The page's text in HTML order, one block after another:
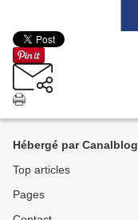
Hébergé par Canalblog
Top articles
Pages